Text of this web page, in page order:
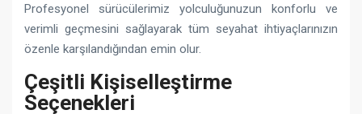
Profesyonel sürücülerimiz yolculuğunuzun konforlu ve
verimli geçmesini sağlayarak tüm seyahat ihtiyaçlarınızın
özenle karşılandığından emin olur.
Çeşitli Kişiselleştirme
Seçenekleri